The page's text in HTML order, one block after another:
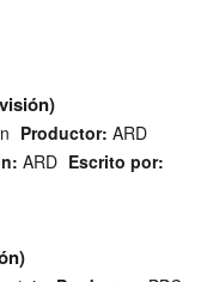
Productor: ARD
ARD Escrito por: